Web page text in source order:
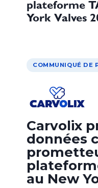
plateforme
York Valves
COMMUNIQUÉ DE
Carvolix
données
au New